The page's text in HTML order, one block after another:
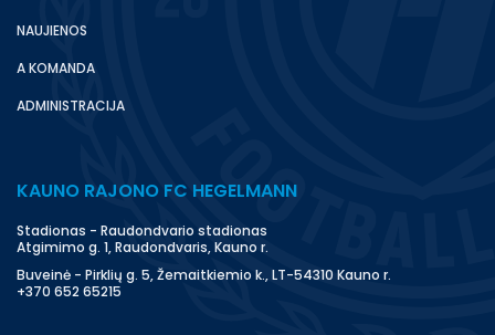
NAUJIENOS
A KOMANDA
ADMINISTRACIJA
KAUNO RAJONO FC HEGELMANN
Stadionas - Raudondvario stadionas
Atgimimo g. 1, Raudondvaris, Kauno r.
Buveinė - Pirklių g. 5, Žemaitkiemio k., LT-54310 Kauno r.
+370 652 65215